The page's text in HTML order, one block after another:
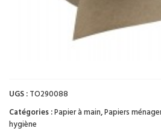
UGS :TO290088
Catégories :Papier à main,Papiers
hygiène